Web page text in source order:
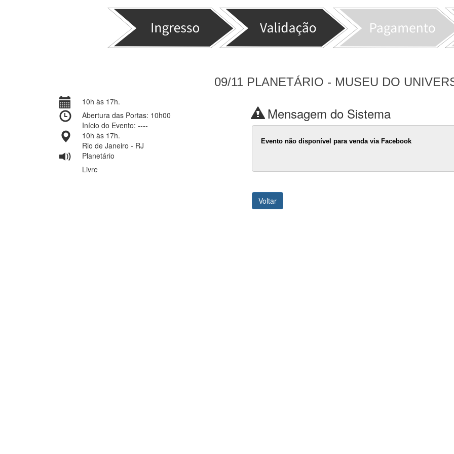
09/11 PLANETÁRIO - MUSEU DO
10h às 17h.
Abertura das Portas: 10h00
Início do Evento: ----
10h às 17h.
Rio de Janeiro - RJ
Planetário
Livre
Mensagem do Sistema
Evento não disponível para venda via Facebook
Voltar